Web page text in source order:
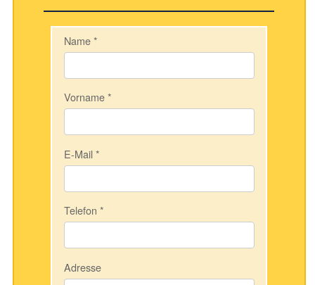
Name*
Vorname*
E-Mail*
Telefon *
Adresse